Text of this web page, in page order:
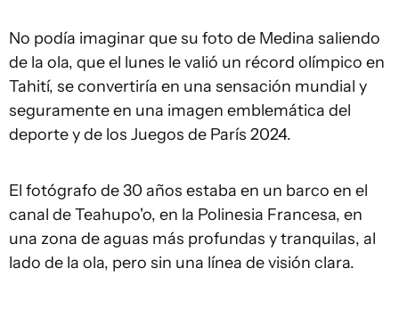
No podía imaginar que su foto de Medina saliendo
de la ola, que el lunes le valió un récord olímpico en
Tahití, se convertiría en una sensación mundial y
seguramente en una imagen emblemática del
deporte y de los Juegos de París 2024.
El fotógrafo de 30 años estaba en un barco en el
canal de Teahupo'o, en la Polinesia Francesa, en
una zona de aguas más profundas y tranquilas, al
lado de la ola, pero sin una línea de visión clara.